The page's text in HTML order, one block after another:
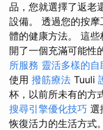
品，您就選擇了返老
設備。 透過您的按
體的健康方法。 這
開了一個充滿可能性
所服務 靈活多樣的自
使用 撥筋療法 Tuuli
杯，以前所未有的方
搜尋引擎優化技巧 選
恢復活力的生活方式